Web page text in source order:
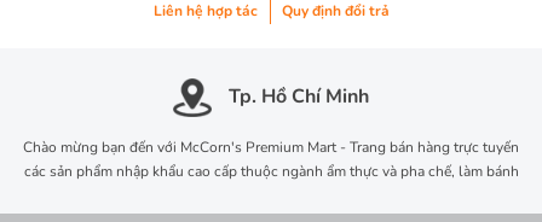
Liên hệ hợp tác
Quy định đổi trả
Tp. Hồ Chí Minh
Chào mừng bạn đến với McCorn's Premium Mart - Trang bán hàng trực tuyến
các sản phẩm nhập khẩu cao cấp thuộc ngành ẩm thực và pha chế, làm bánh